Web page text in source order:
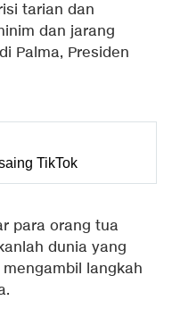
tarian dan
dan jarang
Palma, Presiden
TikTok
para orang tua
dunia yang
langkah